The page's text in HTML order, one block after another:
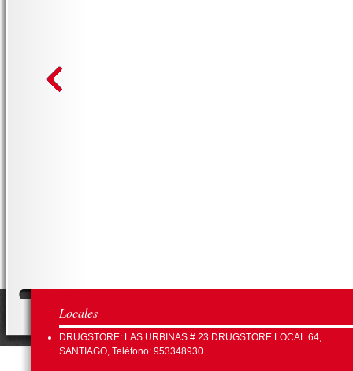
Locales
DRUGSTORE: LAS URBINAS # 23 DRUGSTORE LOCAL 64,
SANTIAGO, Teléfono: 953348930